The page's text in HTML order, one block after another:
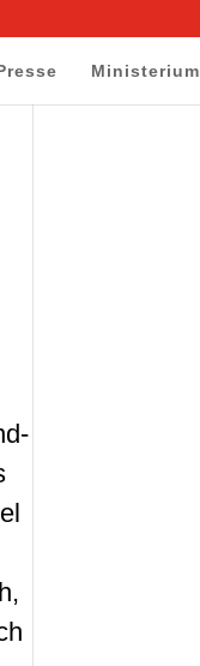
Ministerium